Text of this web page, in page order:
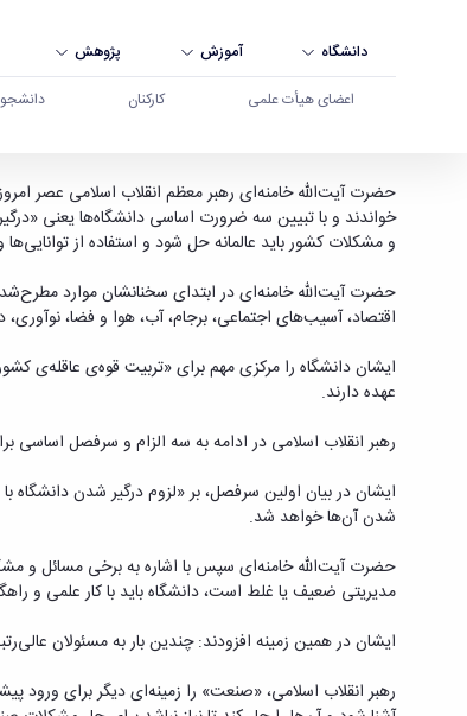
دانشگاه آموزش پژوهش
اعضای هیأت علمی کارکنان
دیدار جمعی از استادان، نخبگان و
حضرت آیت‌الله خامنه‌ای رهبر معظم انقلاب اسلامی عصر
خواندند و با تبیین سه ضرورت اساسی دانشگاه‌ها یعنی
و مشکلات کشور باید عالمانه حل شود و استفاده از
حضرت آیت‌الله خامنه‌ای در ابتدای سخنانشان موارد
اقتصاد، آسیب‌های اجتماعی، برجام، آب، هوا و فضا،
ایشان دانشگاه را مرکزی مهم برای «تربیت قوه‌ی عاقله‌ی
عهده دارند.
رهبر انقلاب اسلامی در ادامه به سه الزام و سرفصل
ایشان در بیان اولین سرفصل، بر «لزوم درگیر شدن دانشگاه
شدن آن‌ها خواهد شد.
حضرت آیت‌الله خامنه‌ای سپس با اشاره به برخی مسائل و
مدیریتی ضعیف یا غلط است، دانشگاه باید با کار علمی و
ایشان در همین زمینه افزودند: چندین بار به مسئولان
رهبر انقلاب اسلامی، «صنعت» را زمینه‌ای دیگر برای